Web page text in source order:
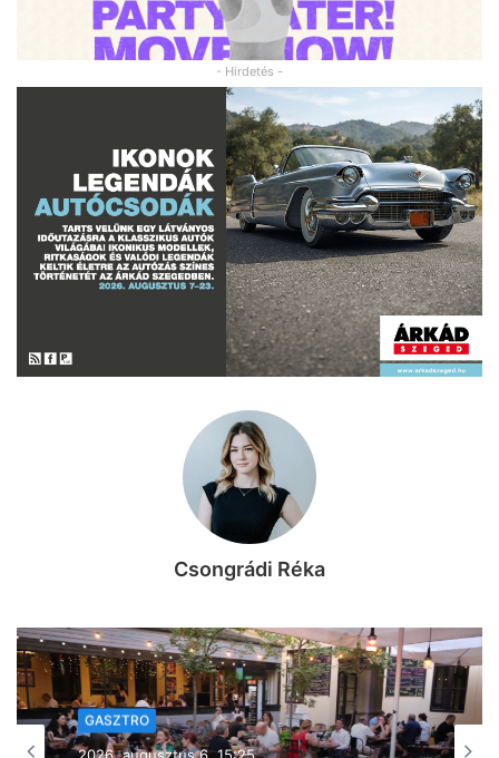
- Hirdetés -
Csongrádi Réka
KIKAPCS